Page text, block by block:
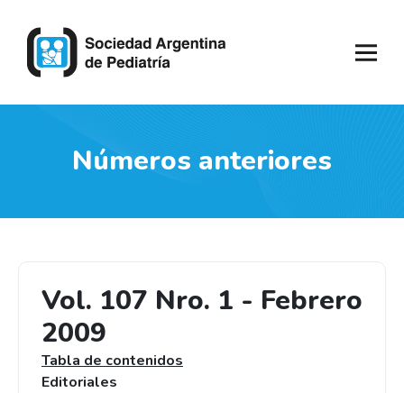
Números anteriores
Vol. 107 Nro. 1 - Febrero
2009
Tabla de contenidos
Editoriales